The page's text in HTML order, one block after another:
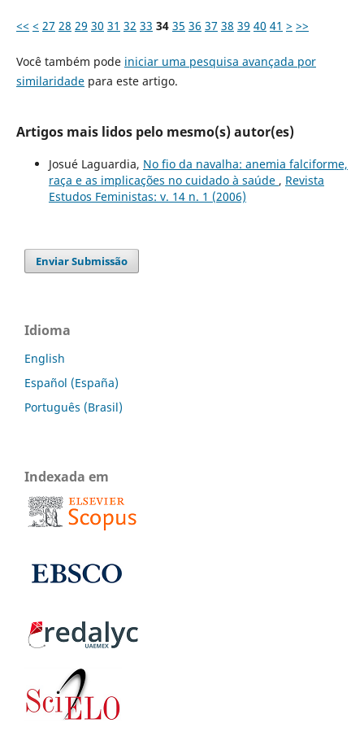
<< < 27 28 29 30 31 32 33 34 35 36 37 38 39 40 41 > >>
Você também pode iniciar uma pesquisa avançada por
similaridadepara este artigo.
Artigos mais lidos pelo mesmo(s) autor(es)
Josué Laguardia, No fio da navalha: anemia falciforme,
raça e as implicações no cuidado à saúde , Revista
Estudos Feministas: v. 14 n. 1 (2006)
Enviar Submissão
Idioma
English
Español (España)
Português (Brasil)
Indexada em